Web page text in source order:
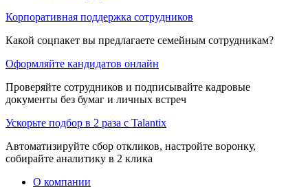
Корпоративная поддержка сотрудников
Какой соцпакет вы предлагаете семейным сотрудникам?
Оформляйте кандидатов онлайн
Проверяйте сотрудников и подписывайте кадровые
документы без бумаг и личных встреч
Ускорьте подбор в 2 раза с Talantix
Автоматизируйте сбор откликов, настройте воронку,
собирайте аналитику в 2 клика
О компании